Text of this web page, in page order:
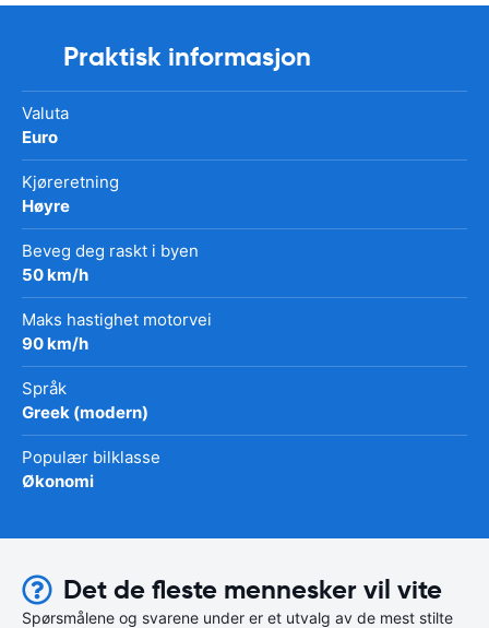
Praktisk informasjon
Valuta
Euro
Kjøreretning
Høyre
Beveg deg raskt i byen
50 km/h
Maks hastighet motorvei
90 km/h
Språk
Greek (modern)
Populær bilklasse
Økonomi
Det de fleste mennesker vil vite
Spørsmålene og svarene under er et utvalg av de mest stilte